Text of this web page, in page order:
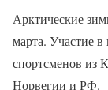
Арктические
марта. Участие
спортсменов
Норвегии и РФ.